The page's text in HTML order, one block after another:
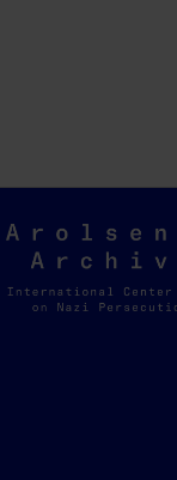
Arolsen
Archives